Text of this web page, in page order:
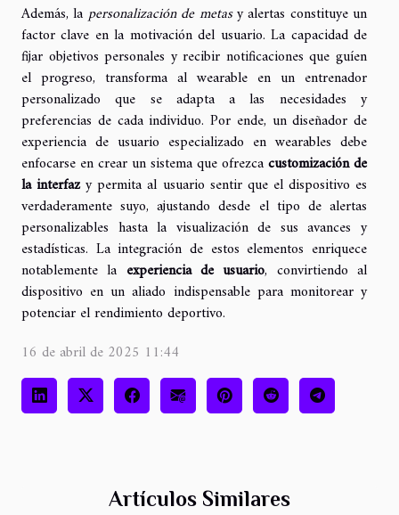
Además, lapersonalización de metasy alertas constituye un
factor clave en la motivación del usuario. La capacidad de
fijar objetivos personales y recibir notificaciones que guíen
el progreso, transforma al wearable en un entrenador
personalizado que se adapta a las necesidades y
preferencias de cada individuo. Por ende, un diseñador de
experiencia de usuario especializado en wearables debe
enfocarse en crear un sistema que ofrezcacustomización de
la interfazy permita al usuario sentir que el dispositivo es
verdaderamente suyo, ajustando desde el tipo de alertas
personalizables hasta la visualización de sus avances y
estadísticas. La integración de estos elementos enriquece
notablemente la experiencia de usuario, convirtiendo al
dispositivo en un aliado indispensable para monitorear y
potenciar el rendimiento deportivo.
16 de abril de 2025 11:44
Artículos Similares